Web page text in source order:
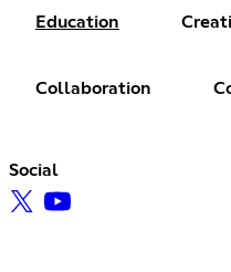
Education
Collaboration
Social